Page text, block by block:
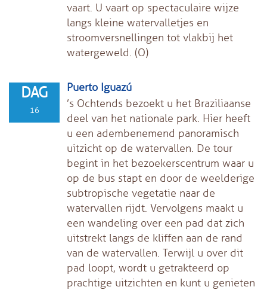
vaart. U vaart op spectaculaire wijze
langs kleine watervalletjes en
stroomversnellingen tot vlakbij het
watergeweld. (O)
DAG
16
Puerto Iguazú
’s Ochtends bezoekt u het Braziliaanse
deel van het nationale park. Hier heeft
u een adembenemend panoramisch
uitzicht op de watervallen. De tour
begint in het bezoekerscentrum waar u
op de bus stapt en door de weelderige
subtropische vegetatie naar de
watervallen rijdt. Vervolgens maakt u
een wandeling over een pad dat zich
uitstrekt langs de kliffen aan de rand
van de watervallen. Terwijl u over dit
pad loopt, wordt u getrakteerd op
prachtige uitzichten en kunt u genieten